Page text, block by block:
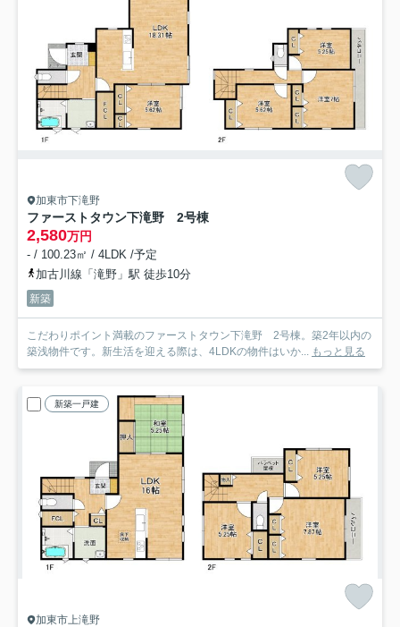
加東市下滝野
ファーストタウン下滝野 2号棟
2,580万円
- / 100.23㎡ / 4LDK /予定
加古川線「滝野」駅 徒歩10分
新築
こだわりポイント満載のファーストタウン下滝野 2号棟。築2年以内の
築浅物件です。新生活を迎える際は、4LDKの物件はいか...
もっと見る
新築一戸建
加東市上滝野